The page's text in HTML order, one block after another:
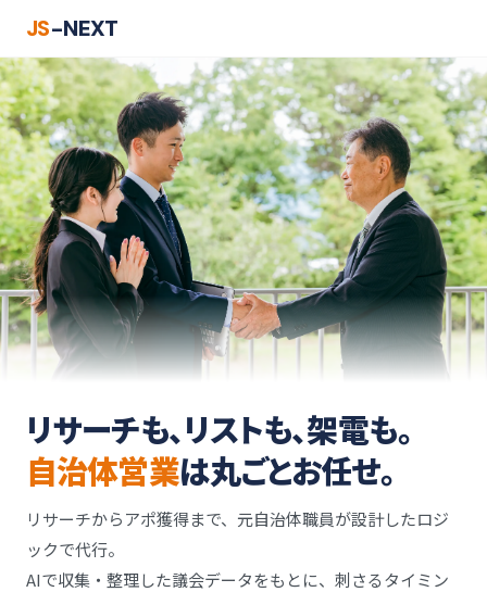
JS-NEXT
リサーチも、リストも、架電も。
自治体営業は丸ごとお任せ。
リサーチからアポ獲得まで、元自治体職員が設計したロジ
ックで代行。
AIで収集・整理した議会データをもとに、刺さるタイミン